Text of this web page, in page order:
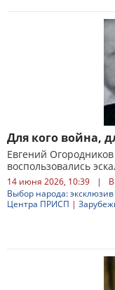
Для кого война,
Евгений
воспользовались
14 июня 2026, 10:39 |
Выбор народа: эксклюзив
Центра ПРИСП |